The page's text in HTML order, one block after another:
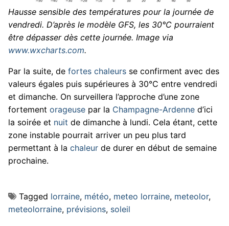
Hausse sensible des températures pour la journée de
vendredi. D’après le modèle GFS, les 30°C pourraient
être dépasser dès cette journée. Image via
www.wxcharts.com.
Par la suite, de fortes chaleurs se confirment avec des
valeurs égales puis supérieures à 30°C entre vendredi
et dimanche. On surveillera l’approche d’une zone
fortement orageuse par la Champagne-Ardenne d’ici
la soirée et nuit de dimanche à lundi. Cela étant, cette
zone instable pourrait arriver un peu plus tard
permettant à la chaleur de durer en début de semaine
prochaine.
Tagged lorraine, météo, meteo lorraine, meteolor,
meteolorraine, prévisions, soleil